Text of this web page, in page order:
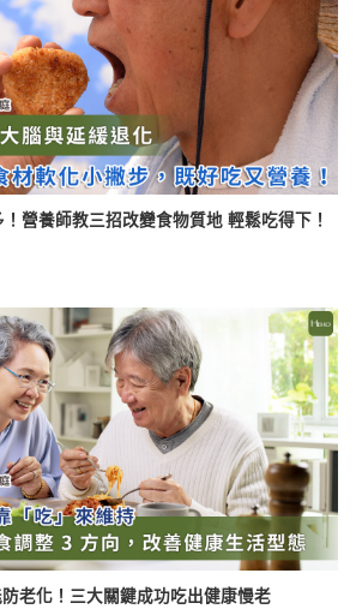
營養師教三招改變食物質地 輕鬆吃得下！
老化！三大關鍵成功吃出健康慢老